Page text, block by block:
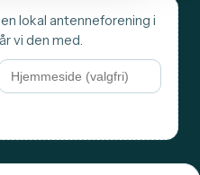
lokal antenneforening i
vi den med.